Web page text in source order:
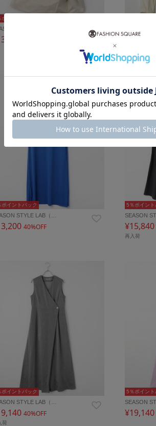
ポイントバック
STYLE LAB（…
¥17,160
ポイントバック
STYLE LAB（…
40%OFF
5％ポイント
SEASON
¥15,840
再入荷
ポイントバック
STYLE LAB（…
40%OFF
荷
5％ポイント
SEASON
¥19,140